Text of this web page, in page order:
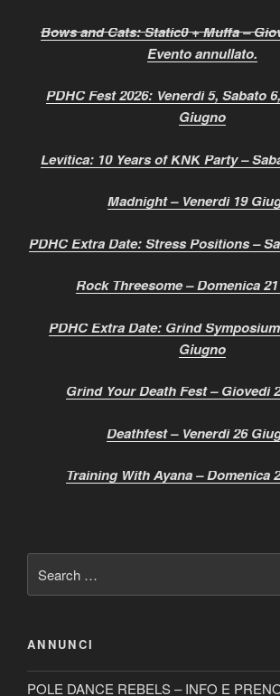
Bows and Cats: Static0 + Muffa –
Evento annullato.
PDHC Fest 2026: Venerdì 5, Sabato
Giugno
Levitica: 10 Years of KNK Party –
Madnight – Venerdì 19
PDHC Extra Date: Stress Positions –
Rock Threesome – Domenica
PDHC Extra Date: Grind
Giugno
Grind Your Death Fest – Giovedì
Deathfest – Venerdì 26
Training With Ayana – Domenica
for:
ANNUNCI
POLE DANCE REBELS – INFO E